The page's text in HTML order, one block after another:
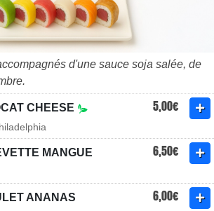
d'une sauce soja salée, de
CHEESE 5,00€
MANGUE 6,50€
ANANAS 6,00€